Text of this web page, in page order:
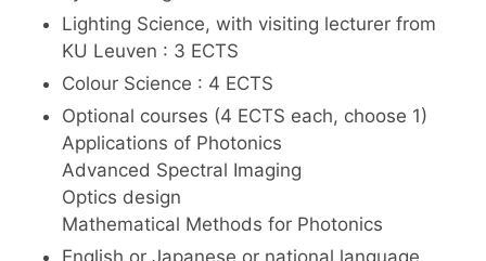
Lighting Science, with visiting lecturer from
KU Leuven : 3 ECTS
Colour Science : 4 ECTS
Optional courses (4 ECTS each, choose 1)
Applications of Photonics
Advanced Spectral Imaging
Optics design
Mathematical Methods for Photonics